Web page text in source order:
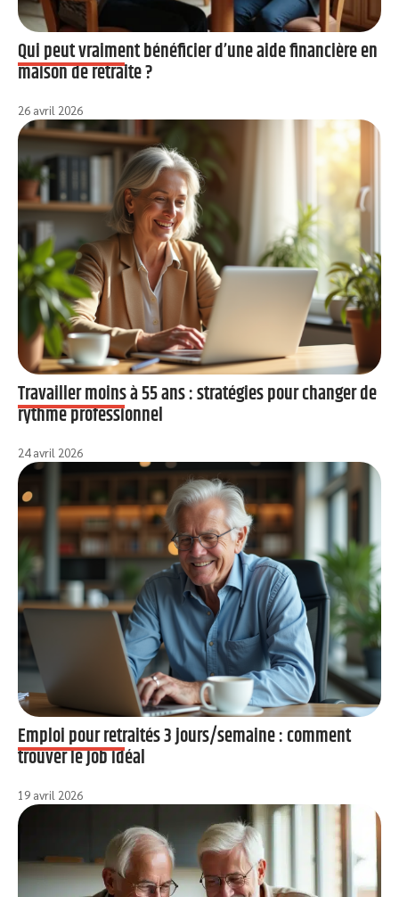
Qui peut vraiment bénéficier d’une aide financière en
maison de retraite ?
26 avril 2026
Travailler moins à 55 ans : stratégies pour changer de
rythme professionnel
24 avril 2026
Emploi pour retraités 3 jours/semaine : comment
trouver le job idéal
19 avril 2026